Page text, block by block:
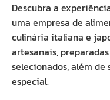
Descubra a
uma empresa de
culinária italiana e
artesanais,
selecionados, além de
especial.